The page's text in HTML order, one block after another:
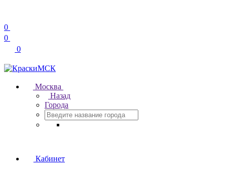
0
0
0
Москва
Назад
Города
Кабинет